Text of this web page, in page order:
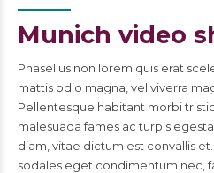
Munich video
Phasellus non lorem quis erat
mattis odio magna, vel viverra
Pellentesque habitant morbi
malesuada fames ac turpis
diam, vitae dictum est convallis
sodales eget condimentum nec,